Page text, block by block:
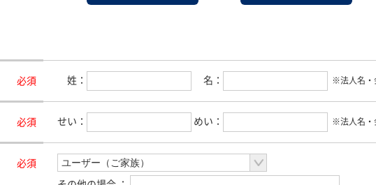
必須 姓： 名： ※法人名・
必須 せい： めい： ※法人名・
必須